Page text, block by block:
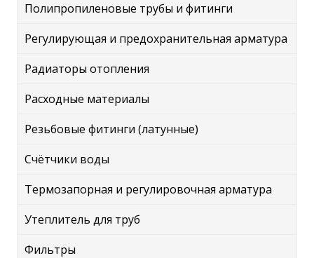
Полипропиленовые трубы и фитинги
Регулирующая и предохранительная арматура
Радиаторы отопления
Расходные материалы
Резьбовые фитинги (латунные)
Счётчики воды
Термозапорная и регулировочная арматура
Утеплитель для труб
Фильтры